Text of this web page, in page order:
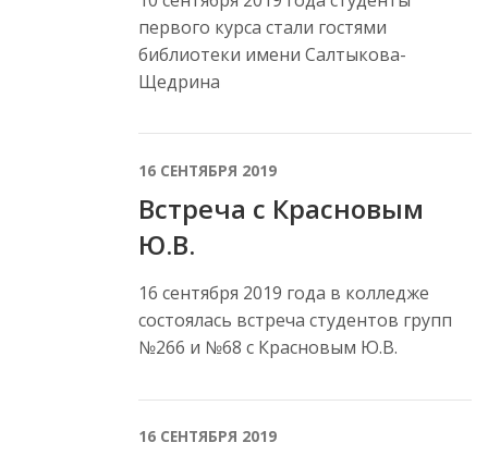
первого курса стали гостями
библиотеки имени Салтыкова-
Щедрина
16 СЕНТЯБРЯ 2019
Встреча с Красновым
Ю.В.
16 сентября 2019 года в колледже
состоялась встреча студентов групп
№266 и №68 с Красновым Ю.В.
16 СЕНТЯБРЯ 2019